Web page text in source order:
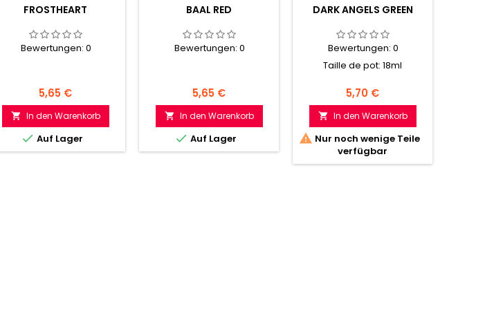
FROSTHEART
Bewertungen: 0
Preis
5,65 €
 In den Warenkorb
 Auf Lager
BAAL RED
Bewertungen: 0
Preis
5,65 €
 In den Warenkorb
 Auf Lager
DARK ANGELS GREEN
Bewertungen: 0
Taille de pot: 18ml
Preis
5,70 €
 In den Warenkorb
 Nur noch wenige Teile
verfügbar